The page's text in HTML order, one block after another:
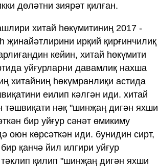
дөләтни зиярәт қилған.
хитай һөкүмитиниң 2017 -
җинайәтлирини ирқий қирғинчилиқ
кейин, хитай һөкүмити
уйғурларни давамлиқ нахша‏
хитайниң һөкүмранлиқи астида
еилип кәлгән иди. хитай
тәшвиқати нәқ "шинҗаң дигән яхши
бир уйғур сәнәт өмикиму
оюн көрсәткән иди. бунидин сирт,
қанчә йил илгири уйғур
қилип "шинҗаң дигән яхши